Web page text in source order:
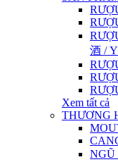
酒 /
Xem tất cả
THƯƠNG
NGŨ